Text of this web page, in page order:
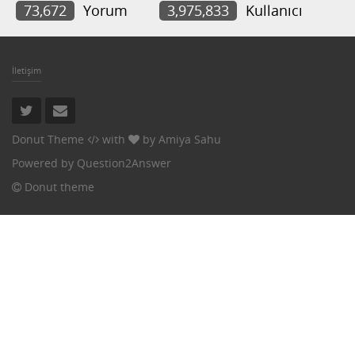
73,672
Yorum 3,975,833 Kullanıcı
İletişim
Donut Theme with by Amiya Sahu
Powered by Question2Answer
Donut theme